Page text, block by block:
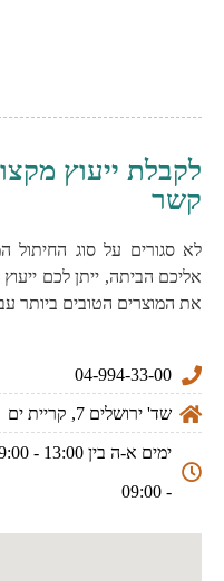
לקבלת ייעוץ
קשר
לא סגורים על סוג החיתול
אליכם הביתה, ייתן לכם
את המוצרים הטובים ביותר
04-994-33-00
שד' ירושלים 7, קריית ים
- 09:00